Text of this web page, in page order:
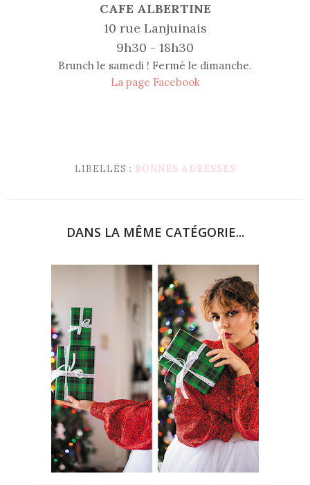
CAFE ALBERTINE
10 rue Lanjuinais
9h30 - 18h30
Brunch le samedi ! Fermé le dimanche.
La page Facebook
LIBELLÉS : BONNES ADRESSES
DANS LA MÊME CATÉGORIE...